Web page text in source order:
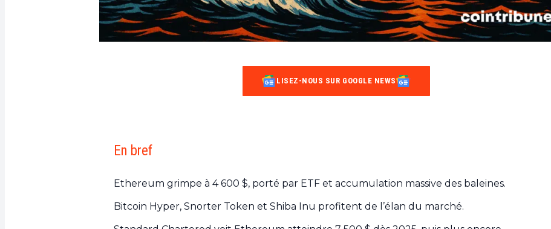
LISEZ-NOUS SUR GOOGLE NEWS
En bref
Ethereum grimpe à 4 600 $, porté par ETF et accumulation massive des baleines.
Bitcoin Hyper, Snorter Token et Shiba Inu profitent de l’élan du marché.